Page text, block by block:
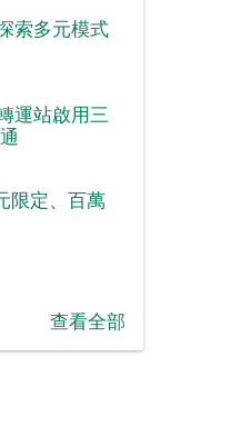
索多元模式
運站啟用三
限定、百萬
查看全部